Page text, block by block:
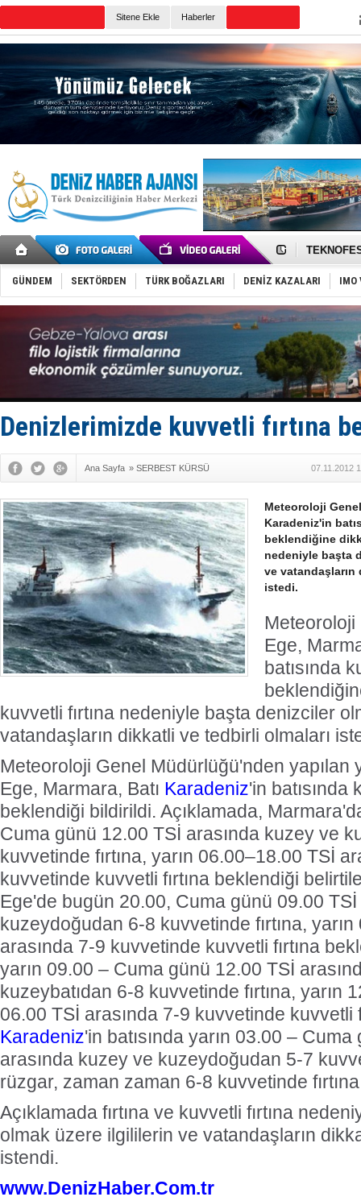
Sitene Ekle Haberler
TAYK -
Tersane
İngiliz
FESCO,
DESE,
35 milyon
İnsansız
Yüzyıl
Anadolu
Derince,
İTU AUV,
GÜNDEM SEKTÖRDEN TÜRK BOĞAZLARI DENİZ KAZALARI IMO
Denizlerimizde kuvvetli fırtına
Ana Sayfa » SERBEST KÜRSÜ 07.11.2012
Meteoroloji
Karadeniz'in
beklendiğine
nedeniyle başta
ve
istedi.
Ege,
batısında
kuvvetli fırtına nedeniyle başta denizciler
vatandaşların dikkatli ve tedbirli olmaları
Meteoroloji Genel Müdürlüğü'nden yapılan
Ege, Marmara, Batı Karadeniz'in batısında
beklendiği bildirildi. Açıklamada,
Cuma günü 12.00 TSİ arasında kuzey ve
kuvvetinde fırtına, yarın 06.00–18.00 TSİ
kuvvetinde kuvvetli fırtına beklendiği
Ege'de bugün 20.00, Cuma günü 09.00
kuzeydoğudan 6-8 kuvvetinde fırtına,
arasında 7-9 kuvvetinde kuvvetli fırtına
yarın 09.00 – Cuma günü 12.00 TSİ
kuzeybatıdan 6-8 kuvvetinde fırtına, yarın
06.00 TSİ arasında 7-9 kuvvetinde kuvvetli
Karadeniz'in batısında yarın 03.00 –
arasında kuzey ve kuzeydoğudan 5-7
rüzgar, zaman zaman 6-8 kuvvetinde
Açıklamada fırtına ve kuvvetli fırtına
olmak üzere ilgililerin ve vatandaşların
istendi.
www.DenizHaber.Com.tr